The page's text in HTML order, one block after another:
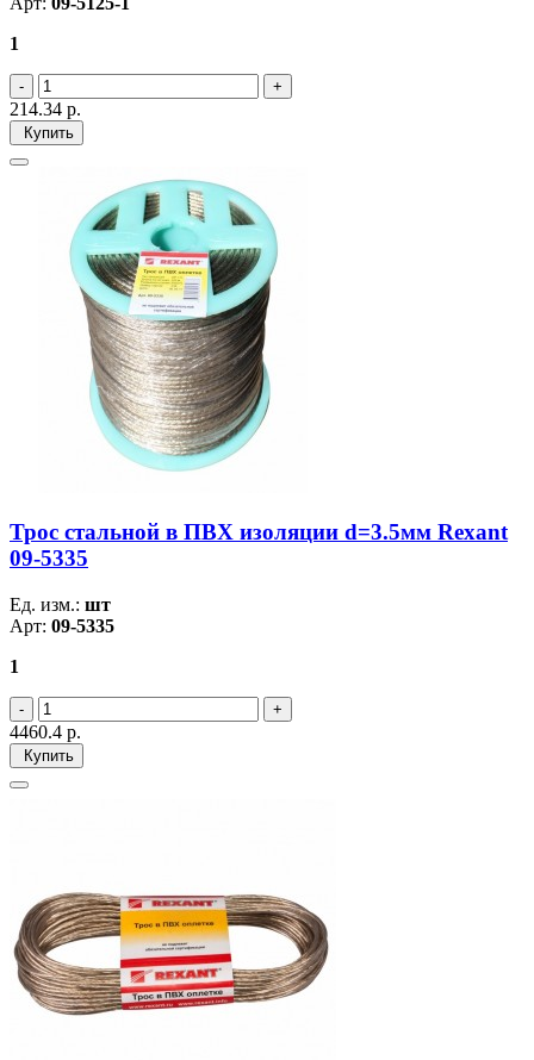
1
214.34 р.
Купить
Трос стальной в ПВХ изоляции d=3.5мм Rexant
09-5335
Ед. изм.: шт
Арт: 09-5335
1
4460.4 р.
Купить